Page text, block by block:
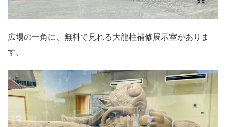
広場の一角に、無料で見れる大龍柱補修展示室がありま
す。